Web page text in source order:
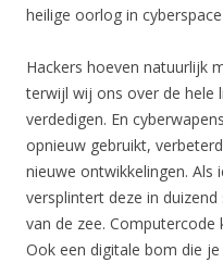
heilige oorlog in
Hackers hoeven natuurlijk
terwijl wij ons over de hele
verdedigen. En
opnieuw gebruikt,
nieuwe ontwikkelingen.
versplintert deze in
van de zee. Computercode
Ook een digitale bom die